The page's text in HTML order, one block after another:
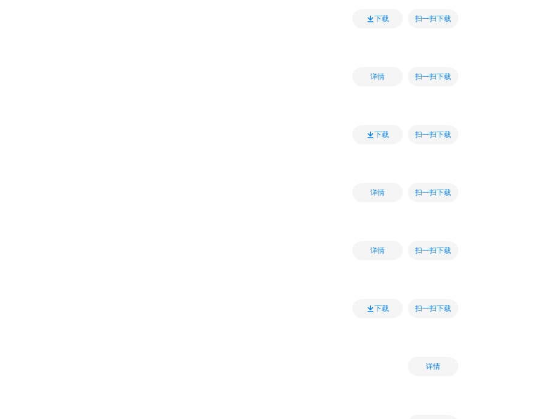
下载 扫一扫下载
详情 扫一扫下载
下载 扫一扫下载
详情 扫一扫下载
详情 扫一扫下载
下载 扫一扫下载
详情